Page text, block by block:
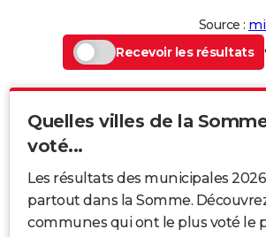
Source :
Recevoir les résultats
Quelles villes de la
voté...
Les résultats des municipales
partout dans la Somme.
communes qui ont le plus voté le